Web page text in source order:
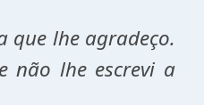
que lhe agradeço.
não lhe escrevi a